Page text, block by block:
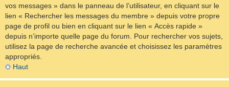
vos messages » dans le panneau de l’utilisateur, en cliquant sur le
lien « Rechercher les messages du membre » depuis votre propre
page de profil ou bien en cliquant sur le lien « Accès rapide »
depuis n’importe quelle page du forum. Pour rechercher vos sujets,
utilisez la page de recherche avancée et choisissez les paramètres
appropriés.
Haut